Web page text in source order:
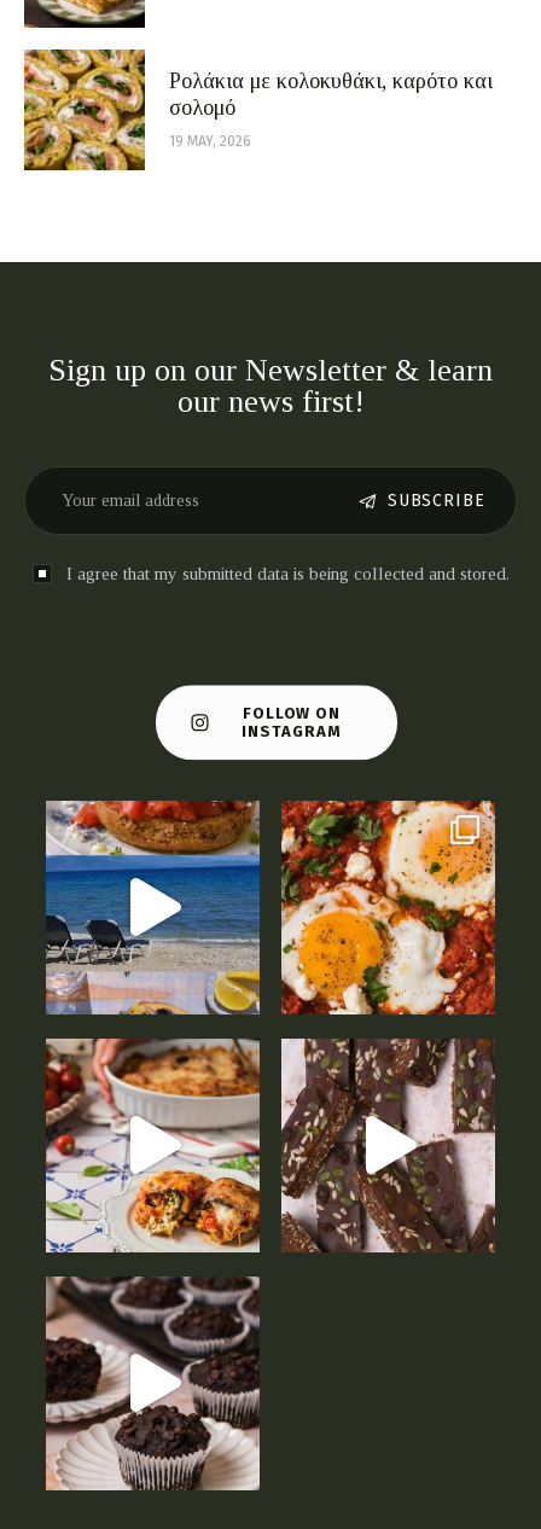
Ρολάκια με κολοκυθάκι, καρότο και
σολομό
19 MAY, 2026
Sign up on our Newsletter & learn
our news first!
SUBSCRIBE
I agree that my submitted data is being collected and stored.
FOLLOW ON
INSTAGRAM